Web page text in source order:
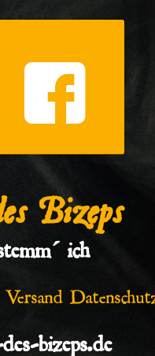
Bizeps
ich
Versand
bizeps.de